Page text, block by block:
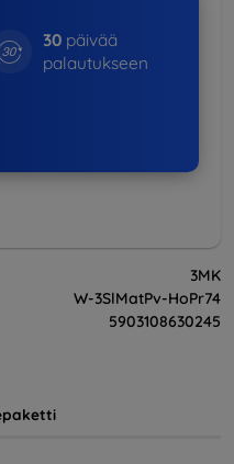
30 päivää
palautukseen
3MK
W-3SlMatPv-HoPr74
5903108630245